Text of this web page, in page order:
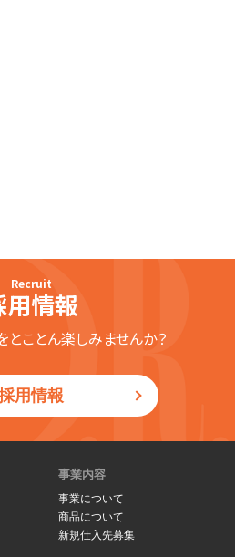
Recruit
用情報
ことん楽しみませんか？
用情報
事業内容
事業について
商品について
新規仕入先募集